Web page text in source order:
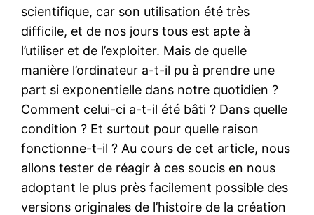
scientifique, car son utilisation été très
difficile, et de nos jours tous est apte à
l’utiliser et de l’exploiter. Mais de quelle
manière l’ordinateur a-t-il pu à prendre une
part si exponentielle dans notre quotidien ?
Comment celui-ci a-t-il été bâti ? Dans quelle
condition ? Et surtout pour quelle raison
fonctionne-t-il ? Au cours de cet article, nous
allons tester de réagir à ces soucis en nous
adoptant le plus près facilement possible des
versions originales de l’histoire de la création